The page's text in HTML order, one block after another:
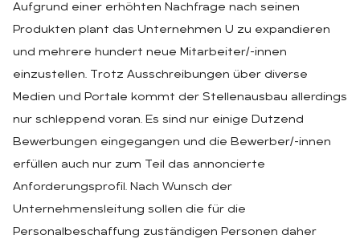
Aufgrund einer erhöhten Nachfrage nach seinen
Produkten plant das Unternehmen U zu expandieren
und mehrere hundert neue Mitarbeiter/-innen
einzustellen. Trotz Ausschreibungen über diverse
Medien und Portale kommt der Stellenausbau allerdings
nur schleppend voran. Es sind nur einige Dutzend
Bewerbungen eingegangen und die Bewerber/-innen
erfüllen auch nur zum Teil das annoncierte
Anforderungsprofil. Nach Wunsch der
Unternehmensleitung sollen die für die
Personalbeschaffung zuständigen Personen daher